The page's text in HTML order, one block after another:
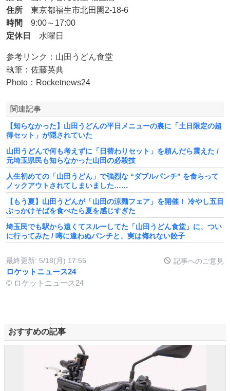
住所 東京都福生市北田園2-18-6
時間
9:00～17:00
定休日
水曜日
参考リンク：山田うどん食堂
執筆：佐藤英典
Photo：Rocketnews24
関連記事
【知らなかった】山田うどんの平日メニューの裏に「土日限定の超
得セット」が隠されていた
山田うどんで何も考えずに「日替わりセット」を頼んだら震えた /
元埼玉県民も知らなかった山田の必殺技
人生初めての「山田うどん」で強烈な “ダブルパンチ” を食らって
ノックアウトされてしまいました……
【もう夏】山田うどんが「山田の涼麺フェア」を開催！ 冷やし五目
ぶっかけそばを食べたら夏を感じすぎた
埼玉民でも駅から遠くてスルーしてた「山田うどん食堂」に、つい
に行ってみた / 噂に違わぬパンチと、実は侮れない餃子
最終更新: 5/18(月) 17:55 記事へのご意見
ロケットニュース24
© ロケットニュース24
おすすめの記事